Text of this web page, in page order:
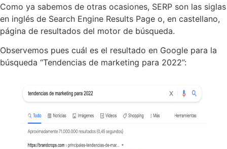
Como ya sabemos de otras ocasiones, SERP son las siglas
en inglés de Search Engine Results Page o, en castellano,
página de resultados del motor de búsqueda.
Observemos pues cuál es el resultado en Google para la
búsqueda “Tendencias de marketing para 2022”: